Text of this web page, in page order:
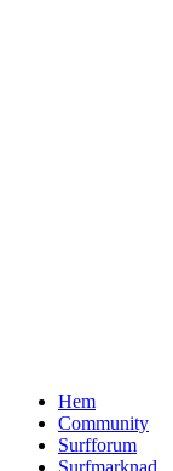
Hem
Community
Surfforum
Surfmarknad